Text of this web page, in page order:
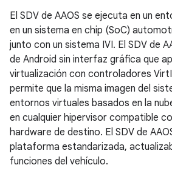
El SDV de AAOS se ejecuta en un
en un sistema en chip (SoC)
junto con un sistema IVI. El SDV de
de Android sin interfaz gráfica que
virtualización con controladores
permite que la misma imagen del
entornos virtuales basados en la
en cualquier hipervisor compatible
hardware de destino. El SDV de
plataforma estandarizada,
funciones del vehículo.